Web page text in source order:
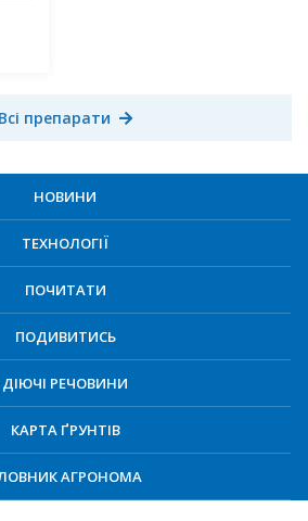
Всі препарати
НОВИНИ
ТЕХНОЛОГІЇ
ПОЧИТАТИ
ПОДИВИТИСЬ
ДІЮЧІ РЕЧОВИНИ
КАРТА ҐРУНТІВ
АГРОНОМА